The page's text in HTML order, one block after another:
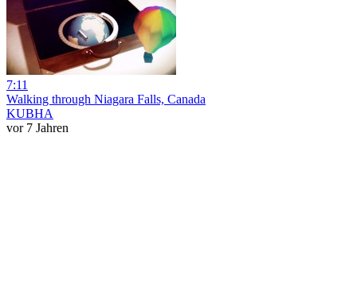
7:11
Walking through Niagara Falls, Canada
KUBHA
vor 7 Jahren